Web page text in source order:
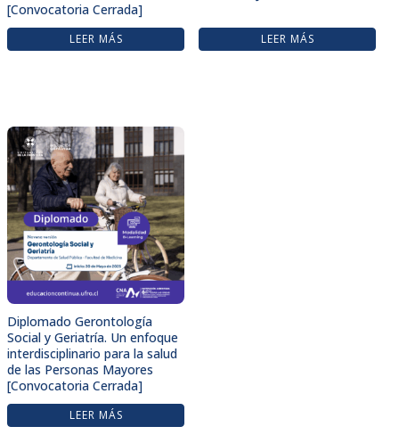
[Convocatoria Cerrada]
LEER MÁS LEER MÁS
Diplomado Gerontología
Social y Geriatría. Un enfoque
interdisciplinario para la salud
de las Personas Mayores
[Convocatoria Cerrada]
LEER MÁS